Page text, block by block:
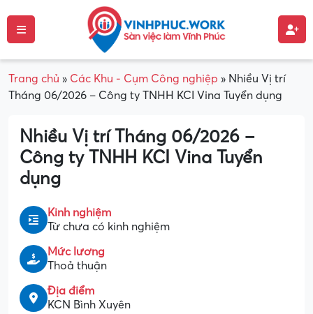
Trang chủ » Các Khu - Cụm Công nghiệp » Nhiều Vị trí
Tháng 06/2026 – Công ty TNHH KCI Vina Tuyển dụng
Nhiều Vị trí Tháng 06/2026 –
Công ty TNHH KCI Vina Tuyển
dụng
Kinh nghiệm
Từ chưa có kinh nghiệm
Mức lương
Thoả thuận
Địa điểm
KCN Bình Xuyên